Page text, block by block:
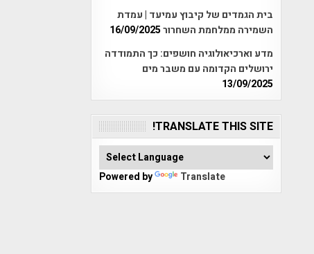
בית הגמדים של קיבוץ עמיעד | עמדת
השמירה ממלחמת השחרור16/09/2025
מדע וארכיאולוגיה חושפים: כך התמודדה
ירושלים הקדומה עם משבר מים
13/09/2025
TRANSLATE THIS SITE!
Powered by Translate